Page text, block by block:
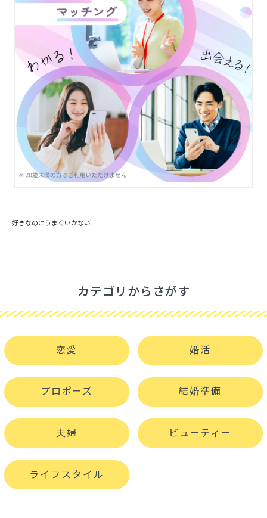
好きなのにうまくいかない
カテゴリからさがす
恋愛 婚活
プロポーズ 結婚準備
夫婦 ビューティー
ライフスタイル